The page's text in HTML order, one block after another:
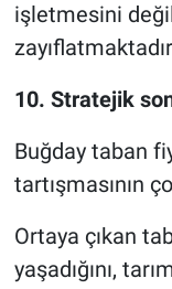
işletmesini
10. Stratejik
Buğday taban
tartışmasının
Ortaya çıkan
yaşadığını,